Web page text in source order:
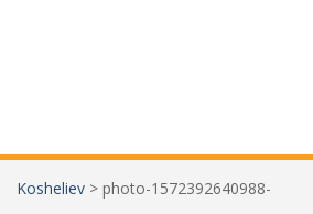
Kosheliev > photo-1572392640988-